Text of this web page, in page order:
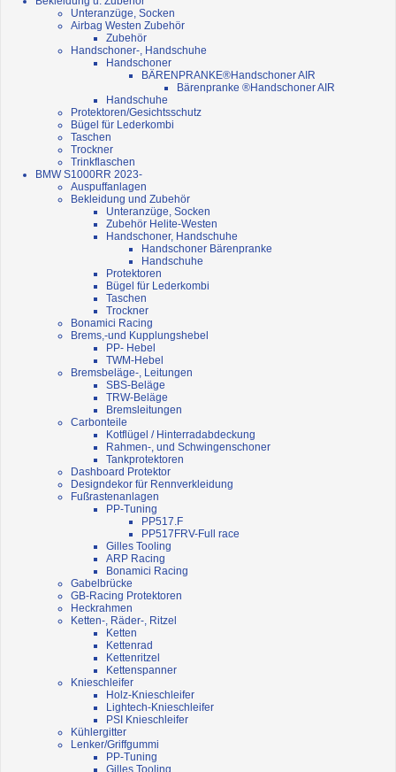
Unteranzüge, Socken
Airbag Westen Zubehör
Zubehör
Handschoner-, Handschuhe
Handschoner
BÄRENPRANKE®Handschoner AIR
Bärenpranke ®Handschoner AIR
Handschuhe
Protektoren/Gesichtsschutz
Bügel für Lederkombi
Taschen
Trockner
Trinkflaschen
BMW S1000RR 2023-
Auspuffanlagen
Bekleidung und Zubehör
Unteranzüge, Socken
Zubehör Helite-Westen
Handschoner, Handschuhe
Handschoner Bärenpranke
Handschuhe
Protektoren
Bügel für Lederkombi
Taschen
Trockner
Bonamici Racing
Brems,-und Kupplungshebel
PP- Hebel
TWM-Hebel
Bremsbeläge-, Leitungen
SBS-Beläge
TRW-Beläge
Bremsleitungen
Carbonteile
Kotflügel / Hinterradabdeckung
Rahmen-, und Schwingenschoner
Tankprotektoren
Dashboard Protektor
Designdekor für Rennverkleidung
Fußrastenanlagen
PP-Tuning
PP517.F
PP517FRV-Full race
Gilles Tooling
ARP Racing
Bonamici Racing
Gabelbrücke
GB-Racing Protektoren
Heckrahmen
Ketten-, Räder-, Ritzel
Ketten
Kettenrad
Kettenritzel
Kettenspanner
Knieschleifer
Holz-Knieschleifer
Lightech-Knieschleifer
PSI Knieschleifer
Kühlergitter
Lenker/Griffgummi
PP-Tuning
Gilles Tooling